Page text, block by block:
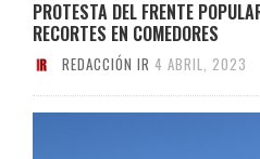
PROTESTA DEL FRENTE
RECORTES EN COMEDORES
REDACCIÓN IR 4 ABRIL, 2023